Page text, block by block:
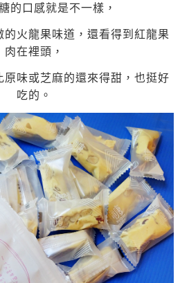
的口感就是不一樣，
的火龍果味道，還看得到紅龍果
肉在裡頭，
原味或芝麻的還來得甜，也挺好
吃的。